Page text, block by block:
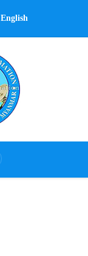
English